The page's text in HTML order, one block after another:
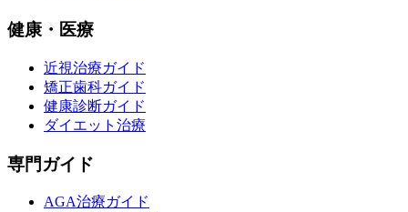
健康・医療
近視治療ガイド
矯正歯科ガイド
健康診断ガイド
ダイエット治療
専門ガイド
AGA治療ガイド